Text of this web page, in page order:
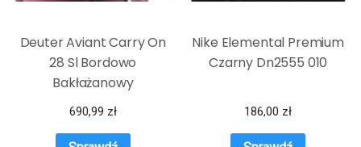
Deuter Aviant Carry On
28 Sl Bordowo
Bakłażanowy
690,99 zł
Nike Elemental Premium
Czarny Dn2555 010
186,00 zł